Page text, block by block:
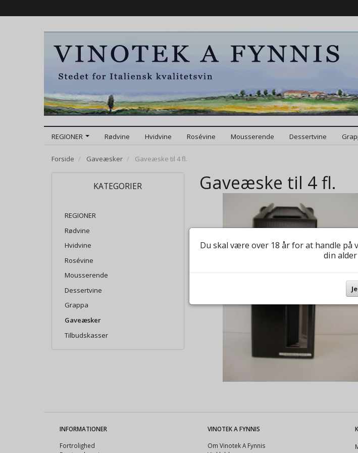
REGIONER Rødvine Hvidvine Rosévine Mousserende Dessertvine
Forside Gaveæsker Gaveæske til 4 fl.
KATEGORIER
REGIONER
Rødvine
Hvidvine
Rosévine
Mousserende
Dessertvine
Grappa
Gaveæsker
Tilbudskasser
Gaveæske til 4 fl.
INFORMATIONER
Fortrolighed
VINOTEK A FYNNIS
Om Vinotek A Fynnis
Du skal være over 18 år for at handle
din alder